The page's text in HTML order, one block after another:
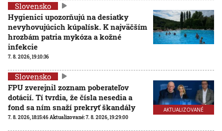
Slovensko
Hygienici upozorňujú na desiatky
nevyhovujúcich kúpalísk. K najväčším
hrozbám patria mykóza a kožné
infekcie
7. 8. 2026, 19:10:36
AKTUALIZOVANÉ
Slovensko
FPU zverejnil zoznam poberateľov
dotácií. Tí tvrdia, že čísla nesedia a
fond sa ním snaží prekryť škandály
7. 8. 2026, 18:15:46Aktualizované:7. 8. 2026, 19:29:00